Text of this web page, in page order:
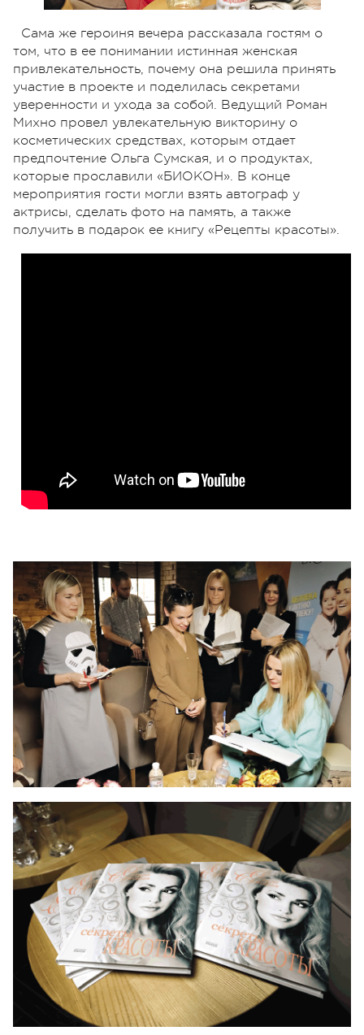
Сама же героиня вечера рассказала гостям о
том, что в ее понимании истинная женская
привлекательность, почему она решила принять
участие в проекте и поделилась секретами
уверенности и ухода за собой. Ведущий Роман
Михно провел увлекательную викторину о
косметических средствах, которым отдает
предпочтение Ольга Сумская, и о продуктах,
которые прославили «БИОКОН». В конце
мероприятия гости могли взять автограф у
актрисы, сделать фото на память, а также
получить в подарок ее книгу «Рецепты красоты».